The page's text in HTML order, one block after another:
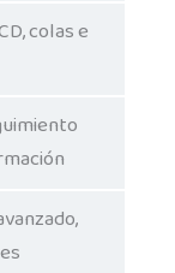
colas e